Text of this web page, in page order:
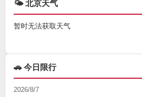
🌤️ 北京天气
暂时无法获取天气
🚗 今日限行
2026/8/7